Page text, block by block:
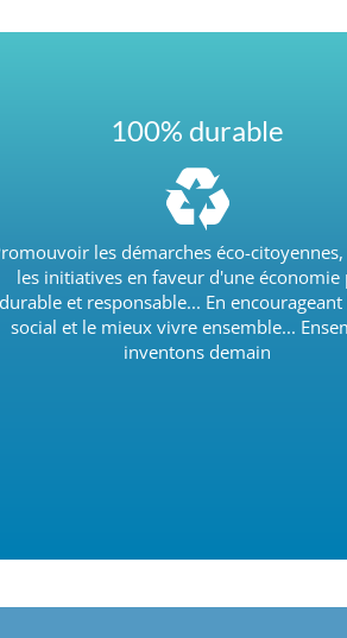
100% durable
les démarches éco-
les initiatives en faveur d'une économie
durable et responsable... En encourageant
social et le mieux vivre ensemble...
inventons demain